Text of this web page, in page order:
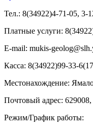
Тел.: 8(34922)4-71-05, 3-
Платные услуги:
E-mail: mukis-
Касса: 8(34922)99-33-
Местонахождение:
Почтовый адрес:
Режим/График работы: